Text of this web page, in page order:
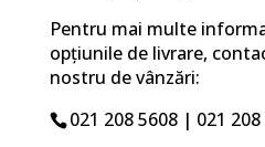
Pentru mai multe
opțiunile de livrare,
nostru de vânzări:
021 208 5608 | 021 208